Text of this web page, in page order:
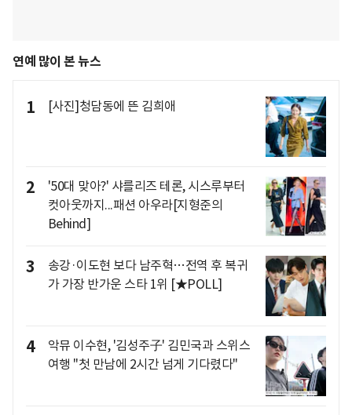
연예 많이 본 뉴스
1 [사진]청담동에 뜬 김희애
2
'50대 맞아?' 샤를리즈 테론, 시스루부터
컷아웃까지...패션 아우라[지형준의
Behind]
3
송강·이도현 보다 남주혁…전역 후 복귀
가 가장 반가운 스타 1위 [★POLL]
4
악뮤 이수현, '김성주子' 김민국과 스위스
여행 "첫 만남에 2시간 넘게 기다렸다"